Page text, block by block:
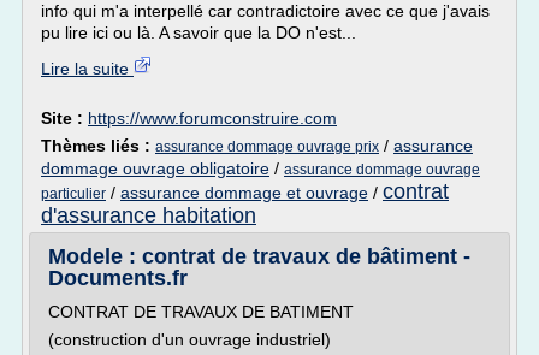
info qui m'a interpellé car contradictoire avec ce que j'avais
pu lire ici ou là. A savoir que la DO n'est...
Lire la suite
Site : https://www.forumconstruire.com
Thèmes liés : assurance dommage ouvrage prix / assurance
dommage ouvrage obligatoire / assurance dommage ouvrage
particulier / assurance dommage et ouvrage / contrat
d'assurance habitation
Modele : contrat de travaux de bâtiment -
Documents.fr
CONTRAT DE TRAVAUX DE BATIMENT
(construction d'un ouvrage industriel)